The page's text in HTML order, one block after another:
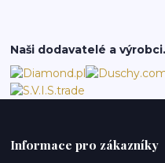
Naši dodavatelé a výrobci.
Informace pro zákazníky